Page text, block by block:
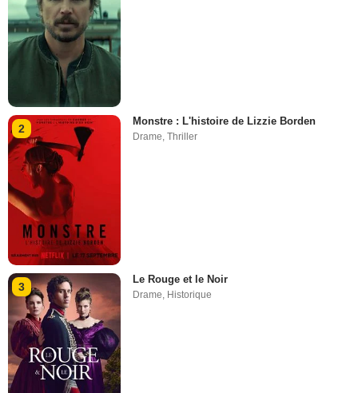
2
Monstre : L'histoire de Lizzie Borden
Drame,Thriller
3
Le Rouge et le Noir
Drame, Historique